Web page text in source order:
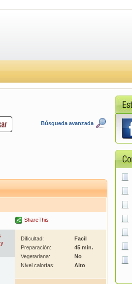
Búsqueda avanzada
ShareThis
y
Dificultad:
Facil
Preparación:
45 min.
Vegetariana:
No
Nivel calorías:
Alto